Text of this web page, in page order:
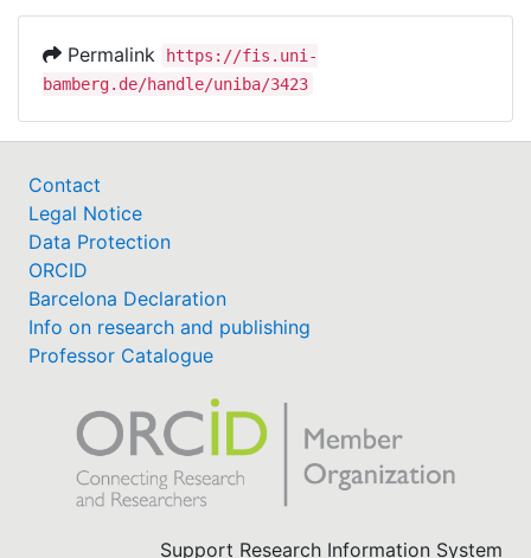
Permalink
https://fis.uni-
bamberg.de/handle/uniba/3423
Contact
Legal Notice
Data Protection
ORCID
Barcelona Declaration
Info on research and publishing
Professor Catalogue
Support Research Information System